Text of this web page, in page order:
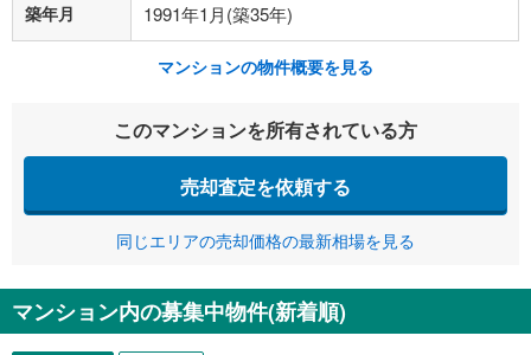
築年月 1991年1月(築35年)
マンションの物件概要を見る
このマンションを所有されている方
売却査定を依頼する
同じエリアの売却価格の最新相場を見る
マンション内の募集中物件(新着順)